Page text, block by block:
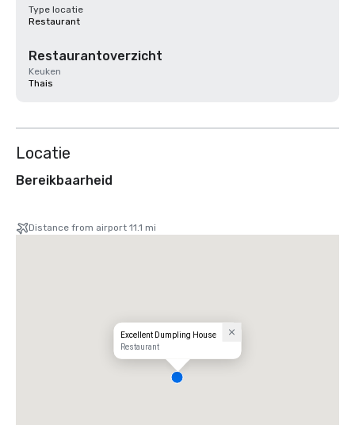
Type locatie
Restaurant
Restaurantoverzicht
Keuken
Thais
Locatie
Bereikbaarheid
Distance from airport 11.1 mi
Excellent Dumpling House
Restaurant